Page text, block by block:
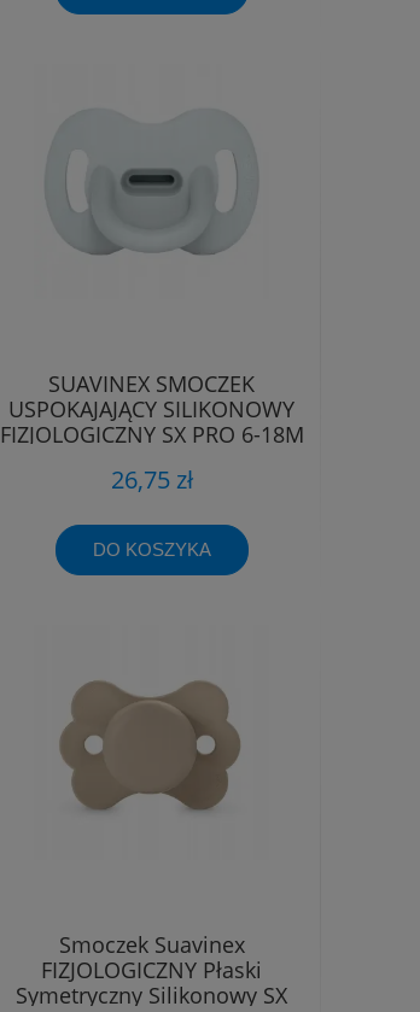
SUAVINEX SMOCZEK
USPOKAJAJĄCY SILIKONOWY
FIZJOLOGICZNY SX PRO 6-18M
26,75 zł
DO KOSZYKA
Smoczek Suavinex
FIZJOLOGICZNY Płaski
Symetryczny Silikonowy SX